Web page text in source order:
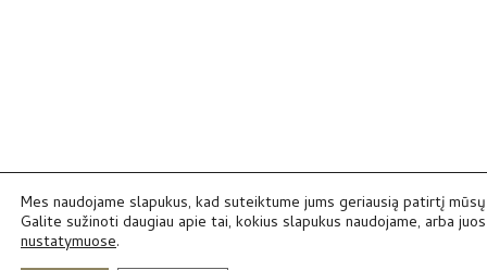
Mes naudojame slapukus, kad suteiktume jums geriausią patirtį
Galite sužinoti daugiau apie tai, kokius slapukus naudojame, arba
nustatymuose.